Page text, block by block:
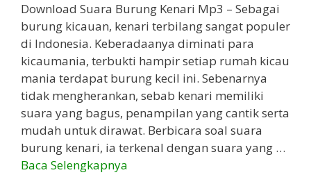
Download Suara Burung Kenari Mp3 – Sebagai
burung kicauan, kenari terbilang sangat populer
di Indonesia. Keberadaanya diminati para
kicaumania, terbukti hampir setiap rumah kicau
mania terdapat burung kecil ini. Sebenarnya
tidak mengherankan, sebab kenari memiliki
suara yang bagus, penampilan yang cantik serta
mudah untuk dirawat. Berbicara soal suara
burung kenari, ia terkenal dengan suara yang …
Baca Selengkapnya